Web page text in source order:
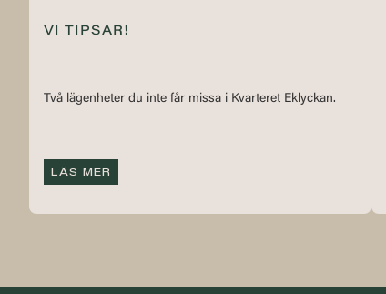
VI TIPSAR!
Två lägenheter du inte får missa i Kvarteret Eklyckan.
LÄS MER